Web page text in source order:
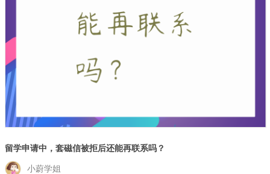
留学申请中，套磁信被拒后还能再联系吗？
小蔚学姐